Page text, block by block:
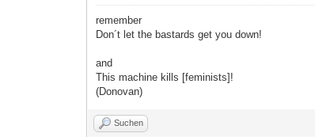
remember
Don´t let the bastards get you down!
and
This machine kills [feminists]!
(Donovan)
Suchen